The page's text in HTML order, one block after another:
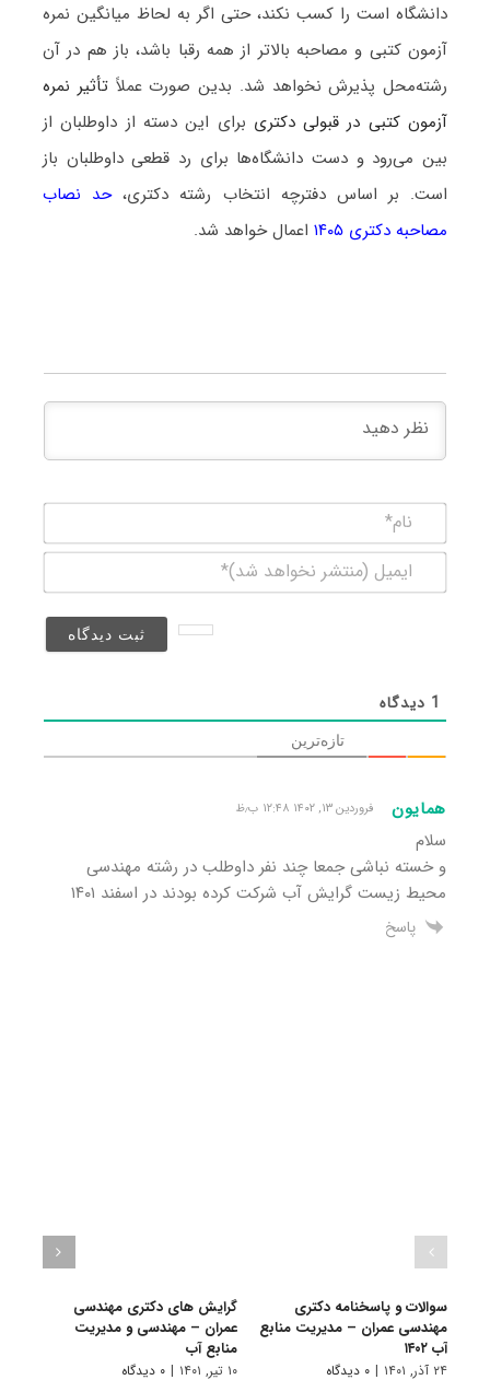
دانشگاه است را کسب نکند، حتی اگر به لحاظ میانگین نمره
آزمون کتبی و مصاحبه بالاتر از همه رقبا باشد، باز هم در آن
رشته‌محل پذیرش نخواهد شد. بدین صورت عملاً تأثیر نمره
آزمون کتبی در قبولی دکتری برای این دسته از داوطلبان از
بین می‌رود و دست دانشگاه‌ها برای رد قطعی داوطلبان باز
است. بر اساس دفترچه انتخاب رشته دکتری،حد نصاب
مصاحبه دکتری ۱۴۰۵
اعمال خواهد شد.
(منتشر
1 دیدگاه
تازه‌ترین
همایون فروردین ۱۳, ۱۴۰۲ ۱۲:۴۸ ب٫ظ
سلام
و خسته نباشی جمعا چند نفر داوطلب در رشته مهندسی
محیط زیست گرایش آب شرکت کرده بودند در اسفند ۱۴۰۱
پاسخ
سوالات و پاسخنامه دکتری
مهندسی عمران – مدیریت منابع
آب ۱۴۰۲
۲۴ آذر, ۱۴۰۱ | ۰ دیدگاه
گرایش های دکتری ﻣﻬﻨﺪسی
ﻋﻤﺮان – مهندسی و مدیریت
ﻣﻨﺎﺑﻊ آب
۱۰ تیر, ۱۴۰۱ | ۰ دیدگاه